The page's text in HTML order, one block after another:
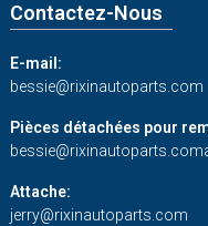
Contactez-Nous
E-mail:
bessie@rixinautoparts.com
Pièces détachées pour
bessie@rixinautoparts.com
Attache:
jerry@rixinautoparts.com